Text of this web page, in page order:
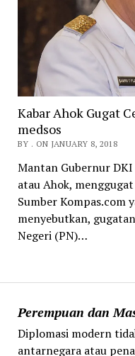
Perempuan dan
Diplomasi modern
antarnegara atau
Kabar Ahok Gugat
medsos
BY . ON JANUARY 8, 2018
Mantan Gubernur DKI
atau Ahok,
Sumber Kompas.com
menyebutkan,
Negeri (PN)…